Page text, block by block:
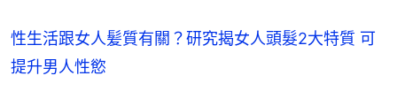
性生活跟女人髪質有關？研究揭女人頭髮2大特質 可
提升男人性慾